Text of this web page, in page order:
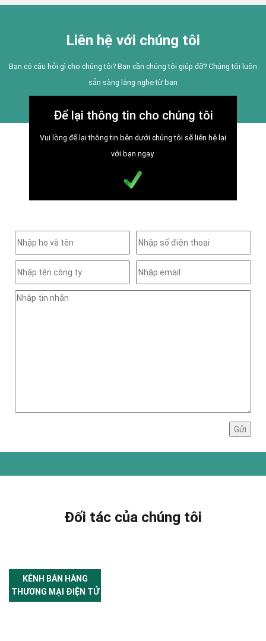
Liên hệ với chúng tôi
Bạn có câu hỏi gì cho chúng tôi? Bạn cần chúng tôi giúp đỡ? Chúng tôi luôn
sẵn sàng lắng nghe từ bạn
Để lại thông tin cho chúng tôi
Vui lòng để lại thông tin bên dưới chúng tôi sẽ liên hệ lại
với bạn ngay.
Đối tác của chúng tôi
KÊNH BÁN HÀNG
THƯƠNG MẠI ĐIỆN TỬ